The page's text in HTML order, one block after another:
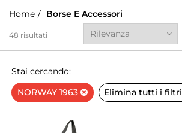
Home Borse E Accessori
48 risultati
Stai cercando:
NORWAY 1963
Elimina tutti i filtri